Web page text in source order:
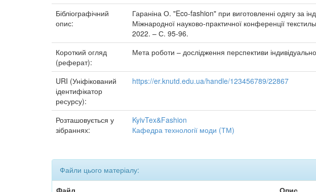
Бібліографічний
опис:
Гараніна О. "Eco-fashion" при виготовленні одягу за
Міжнародної науково-практичної конференції
2022. – С. 95-96.
Короткий огляд
(реферат):
Мета роботи – дослідження перспективи
URI (Уніфікований
ідентифікатор
ресурсу):
https://er.knutd.edu.ua/handle/123456789/22867
Розташовується у
зібраннях:
KyivTex&Fashion
Кафедра технології моди (ТМ)
Файли цього матеріалу:
Файл
Опис